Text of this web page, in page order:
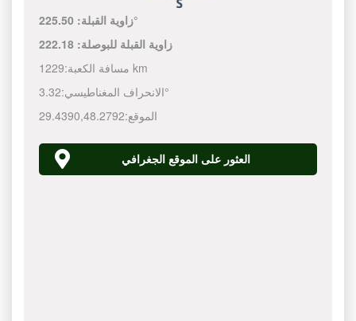
زاوية القبلة:225.50°
زاوية القبلة للبوصلة: 222.18
مسافة الكعبة: 1229 km
الانحراف المغناطيسي:3.32°
الموقع:
29.4390,48.2792
العثور على الموقع الجغرافي